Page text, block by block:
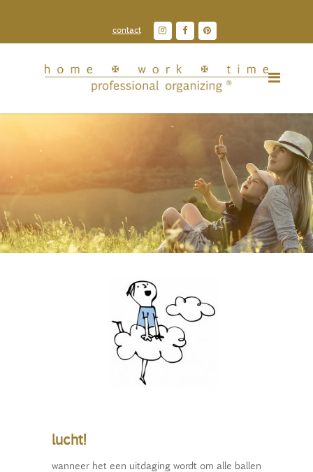
contact
lucht!
wanneer het een uitdaging wordt om alle ballen